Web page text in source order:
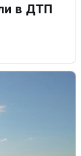
в ДТП